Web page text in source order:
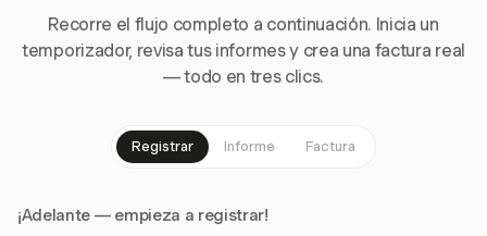
Recorre el flujo completo a continuación. Inicia un
temporizador, revisa tus informes y crea una factura real
— todo en tres clics.
Registrar Informe Factura
¡Adelante — empieza a registrar!